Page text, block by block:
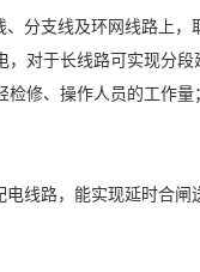
分支线及环网线路上，
，对于长线路可实现分
修、操作人员的工作量；
路，能实现延时合闸